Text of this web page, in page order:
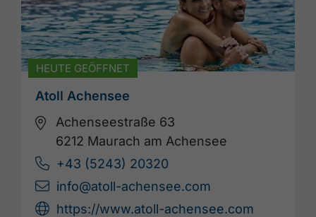
HEUTE GEÖFFNET
Atoll Achensee
Achenseestraße 63
6212 Maurach am Achensee
+43 (5243) 20320
info@atoll-achensee.com
https://www.atoll-achensee.com